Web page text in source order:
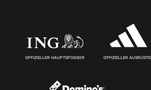
OFFIZIELLER HAUPTSPONSOR OFFIZIELLER